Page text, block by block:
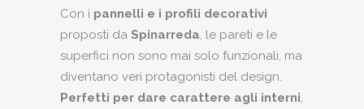
Con i pannelli e i profili decorativi
proposti da Spinarreda, le pareti e le
superfici non sono mai solo funzionali, ma
diventano veri protagonisti del design.
Perfetti per dare carattere agli interni,